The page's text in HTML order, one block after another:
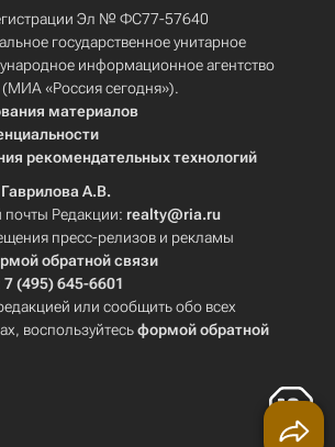
Эл № ФС77-57640
государственное унитарное
информационное агентство
(МИА «Россия сегодня»).
материалов
рекомендательных технологий
Гаврилова А.В.
почты Редакции: realty@ria.ru
пресс-релизов и рекламы
обратной связи
7 (495) 645-6601
или сообщить обо всех
воспользуйтесьформой обратной